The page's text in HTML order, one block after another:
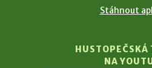
Stáhnout
HUSTOPEČSKÁ
NA